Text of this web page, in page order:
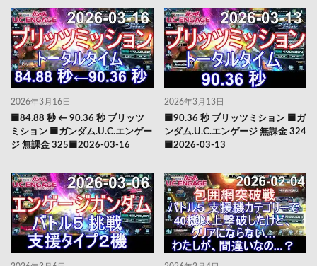
2026年3月16日
🟦84.88 秒 ← 90.36 秒 ブリッツ
ミション 🟦ガンダム.U.C.エンゲー
ジ 無課金 325🟦2026-03-16
2026年3月13日
🟦90.36 秒 ブリッツミション 🟦ガ
ンダム.U.C.エンゲージ 無課金 324
🟦2026-03-13